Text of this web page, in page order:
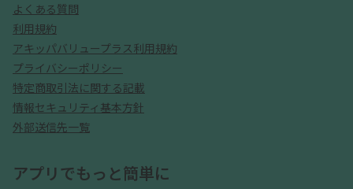
よくある質問
利用規約
アキッパバリュープラス利用規約
プライバシーポリシー
特定商取引法に関する記載
情報セキュリティ基本方針
外部送信先一覧
アプリでもっと簡単に